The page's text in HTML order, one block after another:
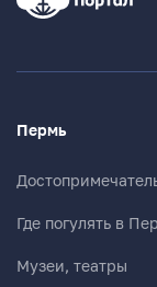
Пермь
Где погулять в
Музеи, театры